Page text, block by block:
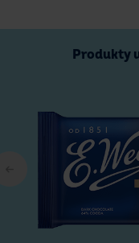
Produkty